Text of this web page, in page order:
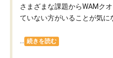
さまざまな課題からWAMク
ていない方がいることが気に
... 続きを読む